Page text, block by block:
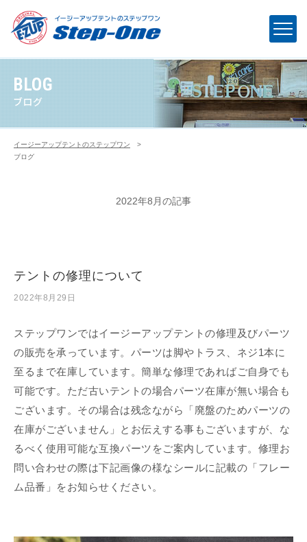
BLOG
ブログ
イージーアップテントのステップワン >
ブログ
2022年8月の記事
テントの修理について
2022年8月29日
ステップワンではイージーアップテントの修理及びパーツ
の販売を承っています。パーツは脚やトラス、ネジ1本に
至るまで在庫しています。簡単な修理であればご自身でも
可能です。ただ古いテントの場合パーツ在庫が無い場合も
ございます。その場合は残念ながら「廃盤のためパーツの
在庫がございません」とお伝えする事もございますが、な
るべく使用可能な互換パーツをご案内しています。修理お
問い合わせの際は下記画像の様なシールに記載の「フレー
ム品番」をお知らせください。